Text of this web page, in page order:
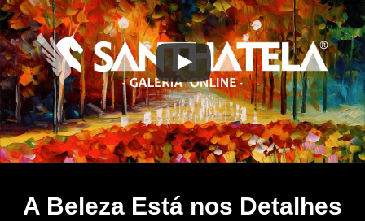
A Beleza Está nos Detalhes